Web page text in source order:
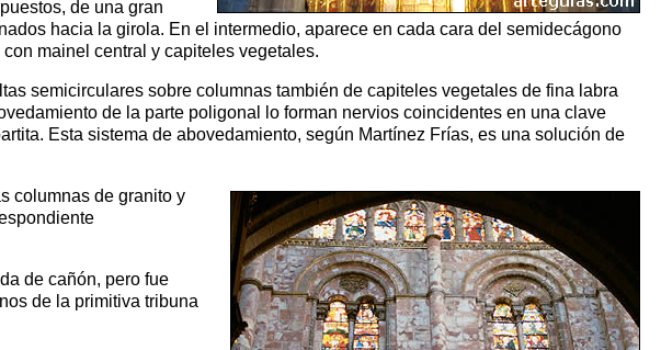
de una gran
hacia la girola. En el intermedio, aparece en cada cara del semidecágono
mainel central y capiteles vegetales.
semicirculares sobre columnas también de capiteles vegetales de fina labra
de la parte poligonal lo forman nervios coincidentes en una clave
Esta sistema de abovedamiento, según Martínez Frías, es una solución de
columnas de granito y
de cañón, pero fue
de la primitiva tribuna